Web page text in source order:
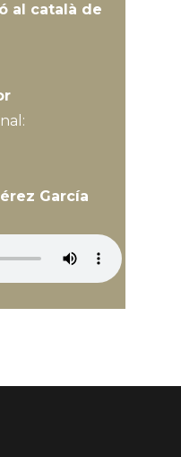
al català de
García